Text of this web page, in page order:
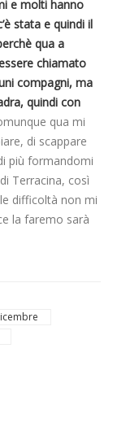
e molti hanno
stata e quindi il
qua a
chiamato
compagni, ma
quindi con
qua mi
di scappare
più formandomi
Terracina, così
difficoltà non mi
la faremo sarà